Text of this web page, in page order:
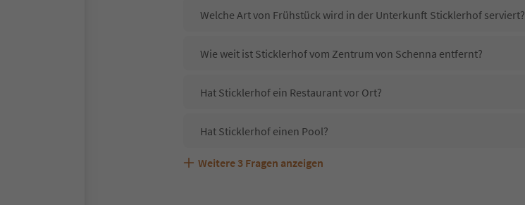
Welche Art von Frühstück wird in der Unterkunft Sticklerhof serviert?
Wie weit ist Sticklerhof vom Zentrum von Schenna entfernt?
Hat Sticklerhof ein Restaurant vor Ort?
Hat Sticklerhof einen Pool?
Sind Haustiere in der Unterkunft Sticklerhof erlaubt?
Welche Services bietet Sticklerhof?
Weitere 3 Fragen anzeigen